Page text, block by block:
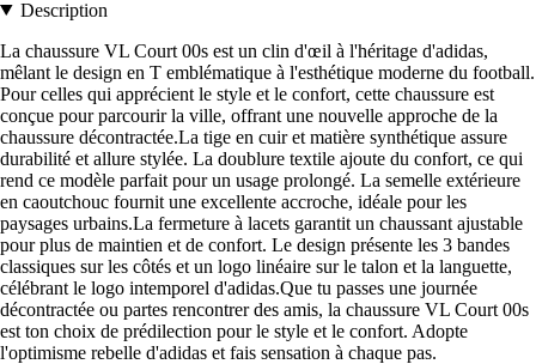
Description
La chaussure VL Court 00s est un clin d'œil à l'héritage d'adidas,
mêlant le design en T emblématique à l'esthétique moderne du football.
Pour celles qui apprécient le style et le confort, cette chaussure est
conçue pour parcourir la ville, offrant une nouvelle approche de la
chaussure décontractée.La tige en cuir et matière synthétique assure
durabilité et allure stylée. La doublure textile ajoute du confort, ce qui
rend ce modèle parfait pour un usage prolongé. La semelle extérieure
en caoutchouc fournit une excellente accroche, idéale pour les
paysages urbains.La fermeture à lacets garantit un chaussant ajustable
pour plus de maintien et de confort. Le design présente les 3 bandes
classiques sur les côtés et un logo linéaire sur le talon et la languette,
célébrant le logo intemporel d'adidas.Que tu passes une journée
décontractée ou partes rencontrer des amis, la chaussure VL Court 00s
est ton choix de prédilection pour le style et le confort. Adopte
l'optimisme rebelle d'adidas et fais sensation à chaque pas.